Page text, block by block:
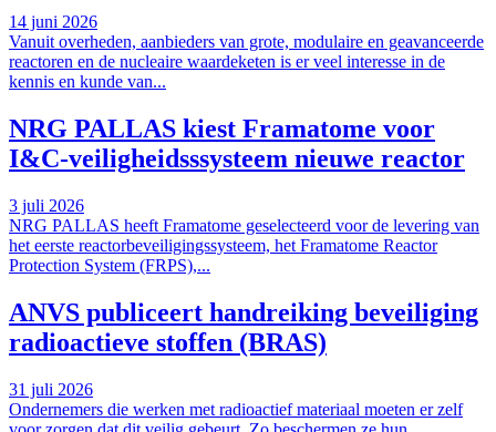
14 juni 2026
Vanuit overheden, aanbieders van grote, modulaire en geavanceerde
reactoren en de nucleaire waardeketen is er veel interesse in de
kennis en kunde van...
NRG PALLAS kiest Framatome voor
I&C-veiligheidsssysteem nieuwe reactor
3 juli 2026
NRG PALLAS heeft Framatome geselecteerd voor de levering van
het eerste reactorbeveiligingssysteem, het Framatome Reactor
Protection System (FRPS),...
ANVS publiceert handreiking beveiliging
radioactieve stoffen (BRAS)
31 juli 2026
Ondernemers die werken met radioactief materiaal moeten er zelf